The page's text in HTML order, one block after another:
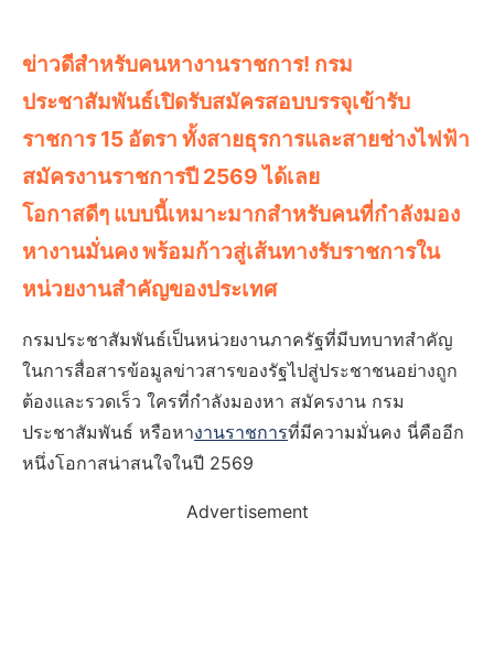
ข่าวดีสำหรับคนหางานราชการ! กรม
ประชาสัมพันธ์เปิดรับสมัครสอบบรรจุเข้ารับ
ราชการ 15 อัตรา ทั้งสายธุรการและสายช่างไฟฟ้า
สมัครงานราชการปี 2569 ได้เลย
โอกาสดีๆ แบบนี้เหมาะมากสำหรับคนที่กำลังมอง
หางานมั่นคง พร้อมก้าวสู่เส้นทางรับราชการใน
หน่วยงานสำคัญของประเทศ
กรมประชาสัมพันธ์เป็นหน่วยงานภาครัฐที่มีบทบาทสำคัญ
ในการสื่อสารข้อมูลข่าวสารของรัฐไปสู่ประชาชนอย่างถูก
ต้องและรวดเร็ว ใครที่กำลังมองหา สมัครงาน กรม
ประชาสัมพันธ์ หรือหางานราชการที่มีความมั่นคง นี่คืออีก
หนึ่งโอกาสน่าสนใจในปี 2569
Advertisement